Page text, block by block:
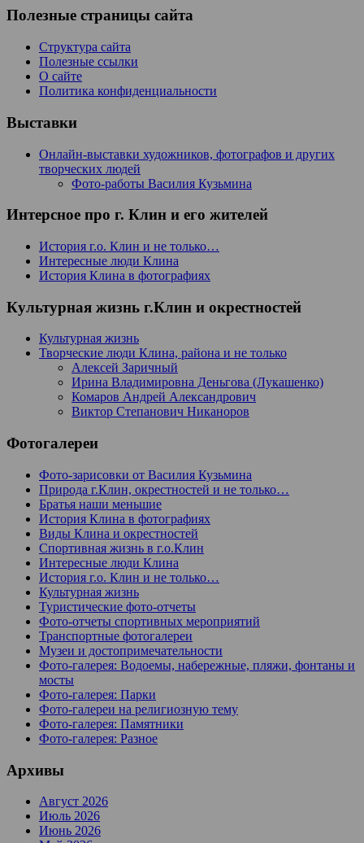
Полезные страницы сайта
Структура сайта
Полезные ссылки
О сайте
Политика конфиденциальности
Выставки
Онлайн-выставки художников, фотографов и других
творческих людей
Фото-работы Василия Кузьмина
Интерсное про г. Клин и его жителей
История г.о. Клин и не только…
Интересные люди Клина
История Клина в фотографиях
Культурная жизнь г.Клин и окрестностей
Культурная жизнь
Творческие люди Клина, района и не только
Алексей Заричный
Ирина Владимировна Деньгова (Лукашенко)
Комаров Андрей Александрович
Виктор Степанович Никаноров
Фотогалереи
Фото-зарисовки от Василия Кузьмина
Природа г.Клин, окрестностей и не только…
Братья наши меньшие
История Клина в фотографиях
Виды Клина и окрестностей
Спортивная жизнь в г.о.Клин
Интересные люди Клина
История г.о. Клин и не только…
Культурная жизнь
Туристические фото-отчеты
Фото-отчеты спортивных мероприятий
Транспортные фотогалереи
Музеи и достопримечательности
Фото-галерея: Водоемы, набережные, пляжи, фонтаны и
мосты
Фото-галерея: Парки
Фото-галереи на религиозную тему
Фото-галерея: Памятники
Фото-галерея: Разное
Архивы
Август 2026
Июль 2026
Июнь 2026